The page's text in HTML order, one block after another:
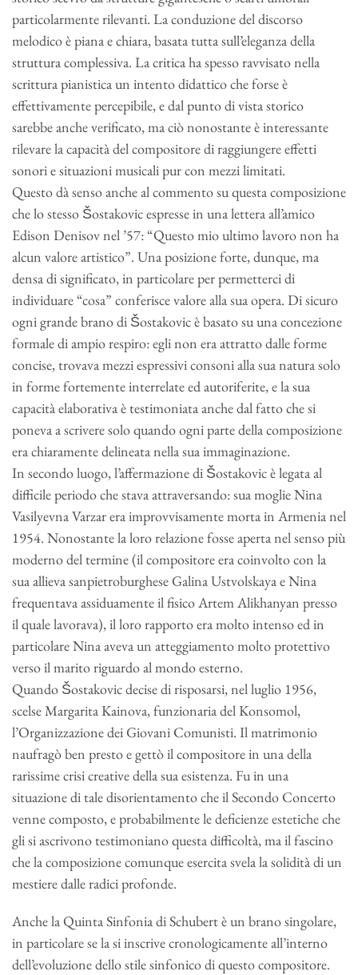
particolarmente rilevanti. La conduzione del discorso
melodico è piana e chiara, basata tutta sull’eleganza della
struttura complessiva. La critica ha spesso ravvisato nella
scrittura pianistica un intento didattico che forse è
effettivamente percepibile, e dal punto di vista storico
sarebbe anche verificato, ma ciò nonostante è interessante
rilevare la capacità del compositore di raggiungere effetti
sonori e situazioni musicali pur con mezzi limitati.
Questo dà senso anche al commento su questa composizione
che lo stesso Šostakovic espresse in una lettera all’amico
Edison Denisov nel ’57: “Questo mio ultimo lavoro non ha
alcun valore artistico”. Una posizione forte, dunque, ma
densa di significato, in particolare per permetterci di
individuare “cosa” conferisce valore alla sua opera. Di sicuro
ogni grande brano di Šostakovic è basato su una concezione
formale di ampio respiro: egli non era attratto dalle forme
concise, trovava mezzi espressivi consoni alla sua natura solo
in forme fortemente interrelate ed autoriferite, e la sua
capacità elaborativa è testimoniata anche dal fatto che si
poneva a scrivere solo quando ogni parte della composizione
era chiaramente delineata nella sua immaginazione.
In secondo luogo, l’affermazione di Šostakovic è legata al
difficile periodo che stava attraversando: sua moglie Nina
Vasilyevna Varzar era improvvisamente morta in Armenia nel
1954. Nonostante la loro relazione fosse aperta nel senso più
moderno del termine (il compositore era coinvolto con la
sua allieva sanpietroburghese Galina Ustvolskaya e Nina
frequentava assiduamente il fisico Artem Alikhanyan presso
il quale lavorava), il loro rapporto era molto intenso ed in
particolare Nina aveva un atteggiamento molto protettivo
verso il marito riguardo al mondo esterno.
Quando Šostakovic decise di risposarsi, nel luglio 1956,
scelse Margarita Kainova, funzionaria del Konsomol,
l’Organizzazione dei Giovani Comunisti. Il matrimonio
naufragò ben presto e gettò il compositore in una della
rarissime crisi creative della sua esistenza. Fu in una
situazione di tale disorientamento che il Secondo Concerto
venne composto, e probabilmente le deficienze estetiche che
gli si ascrivono testimoniano questa difficoltà, ma il fascino
che la composizione comunque esercita svela la solidità di un
mestiere dalle radici profonde.
Anche la Quinta Sinfonia di Schubert è un brano singolare,
in particolare se la si inscrive cronologicamente all’interno
dell’evoluzione dello stile sinfonico di questo compositore.